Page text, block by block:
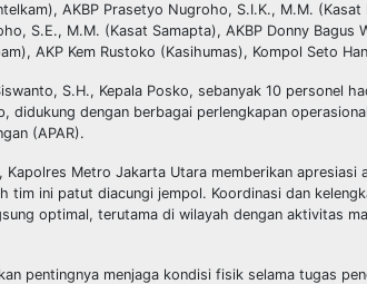
AKBP Prasetyo Nugroho, S.I.K., M.M. (Kasat
S.E., M.M. (Kasat Samapta), AKBP Donny
AKP Kem Rustoko (Kasihumas), Kompol Seto
S.H., Kepala Posko, sebanyak 10 personel
didukung dengan berbagai perlengkapan
(APAR).
Kapolres Metro Jakarta Utara memberikan apresiasi
tim ini patut diacungi jempol. Koordinasi dan
optimal, terutama di wilayah dengan aktivitas
pentingnya menjaga kondisi fisik selama tugas